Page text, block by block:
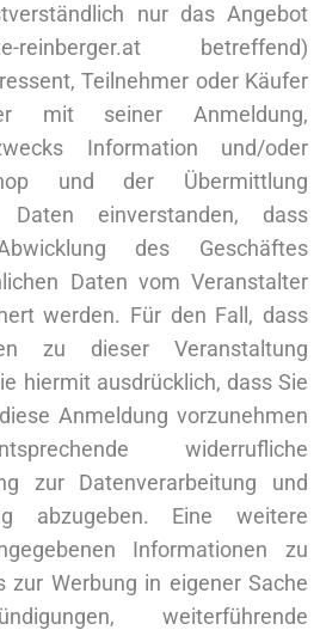
nur das Angebot
betreffend)
Teilnehmer oder Käufer
mit seiner Anmeldung,
Information und/oder
und der Übermittlung
Daten einverstanden, dass
des Geschäftes
Daten vom Veranstalter
werden. Für den Fall, dass
zu dieser Veranstaltung
hiermit ausdrücklich, dass Sie
Anmeldung vorzunehmen
widerrufliche
zur Datenverarbeitung und
abzugeben. Eine weitere
Informationen zu
zur Werbung in eigener Sache
weiterführende